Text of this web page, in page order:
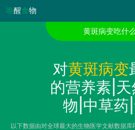
唤醒食物
黄斑病变吃什
对黄斑病变
的营养素|天
物|中草药
以下数据由对全球最大的生物医学文献数据